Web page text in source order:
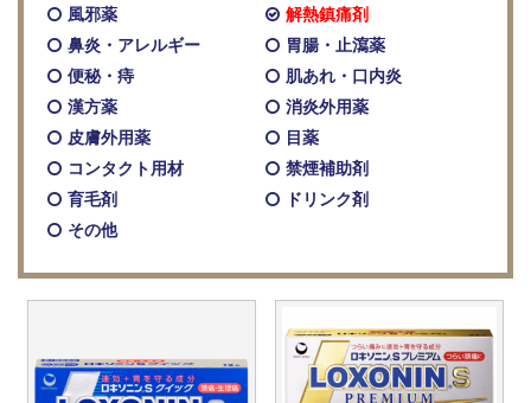
風邪薬
解熱鎮痛剤
鼻炎・アレルギー
胃腸・止瀉薬
便秘・痔
肌あれ・口内炎
漢方薬
消炎外用薬
皮膚外用薬
目薬
コンタクト用材
禁煙補助剤
育毛剤
ドリンク剤
その他